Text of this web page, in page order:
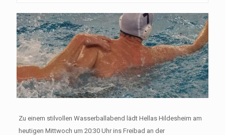
Zu einem stilvollen Wasserballabend lädt Hellas Hildesheim am
heutigen Mittwoch um 20:30 Uhr ins Freibad an der